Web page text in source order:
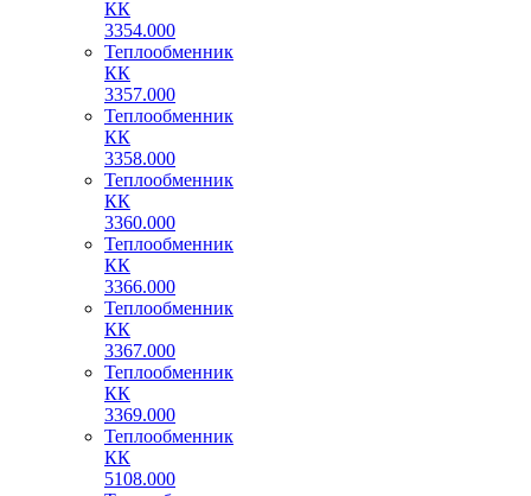
КК
3354.000
Теплообменник
КК
3357.000
Теплообменник
КК
3358.000
Теплообменник
КК
3360.000
Теплообменник
КК
3366.000
Теплообменник
КК
3367.000
Теплообменник
КК
3369.000
Теплообменник
КК
5108.000